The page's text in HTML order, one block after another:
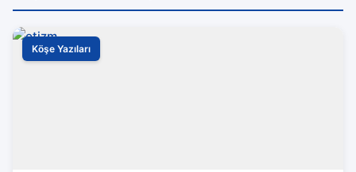
Köşe Yazıları